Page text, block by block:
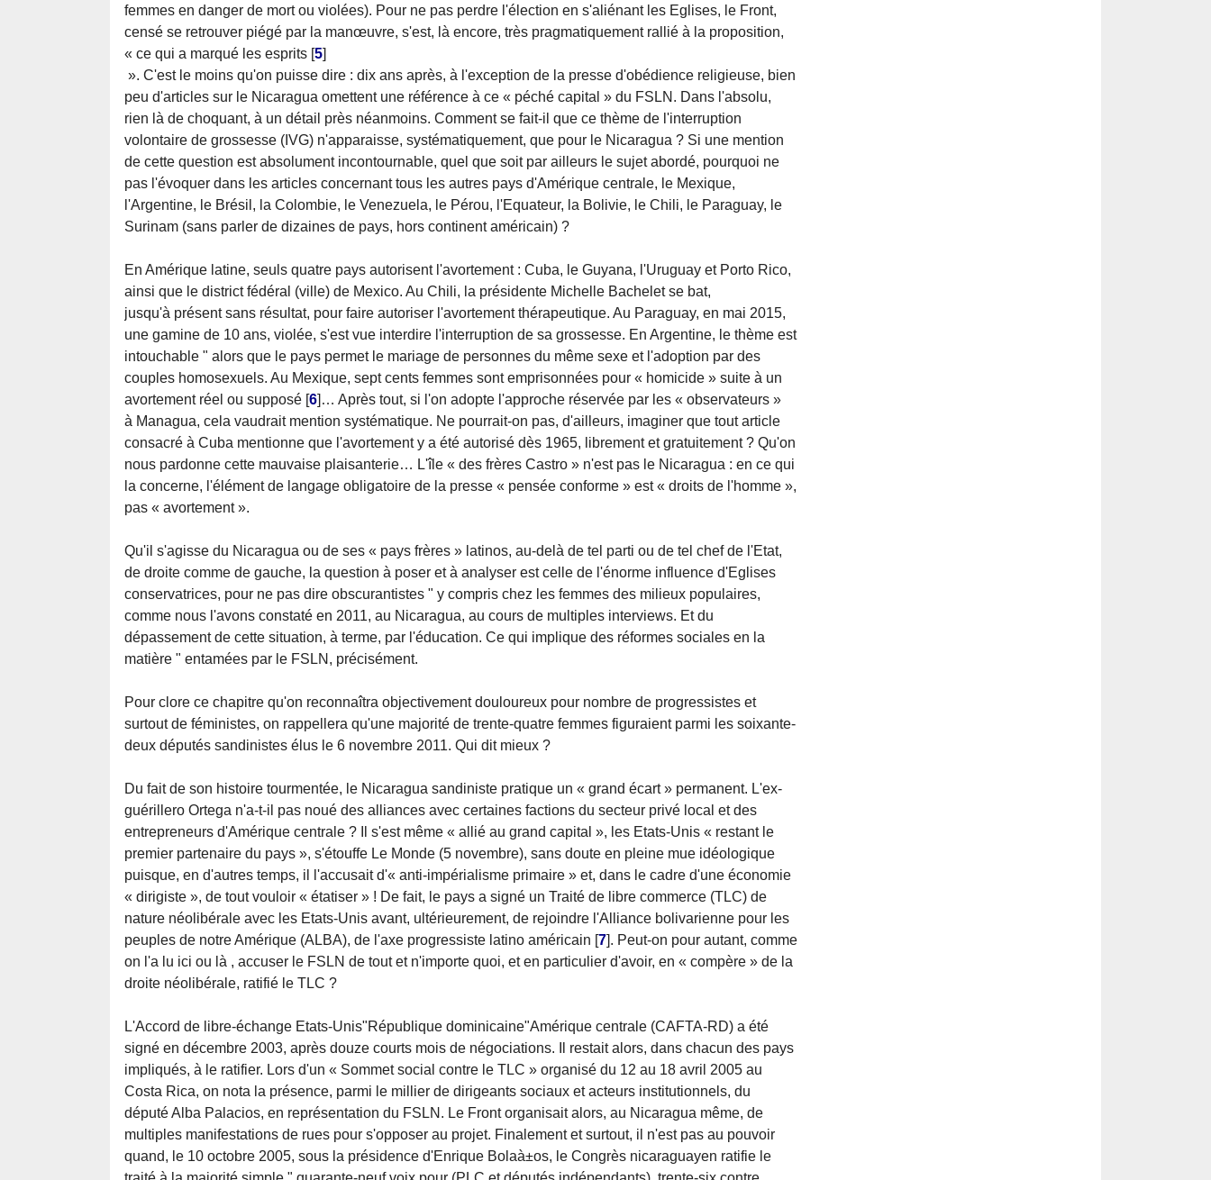
femmes en danger de mort ou violées). Pour ne pas perdre l'élection en s'aliénant les Eglises, le Front,
censé se retrouver piégé par la manœuvre, s'est, là encore, très pragmatiquement rallié à la proposition,
« ce qui a marqué les esprits [5]
». C'est le moins qu'on puisse dire : dix ans après, à l'exception de la presse d'obédience religieuse, bien
peu d'articles sur le Nicaragua omettent une référence à ce « péché capital » du FSLN. Dans l'absolu,
rien là de choquant, à un détail près néanmoins. Comment se fait-il que ce thème de l'interruption
volontaire de grossesse (IVG) n'apparaisse, systématiquement, que pour le Nicaragua ? Si une mention
de cette question est absolument incontournable, quel que soit par ailleurs le sujet abordé, pourquoi ne
pas l'évoquer dans les articles concernant tous les autres pays d'Amérique centrale, le Mexique,
l'Argentine, le Brésil, la Colombie, le Venezuela, le Pérou, l'Equateur, la Bolivie, le Chili, le Paraguay, le
Surinam (sans parler de dizaines de pays, hors continent américain) ?
En Amérique latine, seuls quatre pays autorisent l'avortement : Cuba, le Guyana, l'Uruguay et Porto Rico,
ainsi que le district fédéral (ville) de Mexico. Au Chili, la présidente Michelle Bachelet se bat,
jusqu'à présent sans résultat, pour faire autoriser l'avortement thérapeutique. Au Paraguay, en mai 2015,
une gamine de 10 ans, violée, s'est vue interdire l'interruption de sa grossesse. En Argentine, le thème est
intouchable " alors que le pays permet le mariage de personnes du même sexe et l'adoption par des
couples homosexuels. Au Mexique, sept cents femmes sont emprisonnées pour « homicide » suite à un
avortement réel ou supposé [6] … Après tout, si l'on adopte l'approche réservée par les « observateurs »
à Managua, cela vaudrait mention systématique. Ne pourrait-on pas, d'ailleurs, imaginer que tout article
consacré à Cuba mentionne que l'avortement y a été autorisé dès 1965, librement et gratuitement ? Qu'on
nous pardonne cette mauvaise plaisanterie… L'île « des frères Castro » n'est pas le Nicaragua : en ce qui
la concerne, l'élément de langage obligatoire de la presse « pensée conforme » est « droits de l'homme »,
pas « avortement ».
Qu'il s'agisse du Nicaragua ou de ses « pays frères » latinos, au-delà de tel parti ou de tel chef de l'Etat,
de droite comme de gauche, la question à poser et à analyser est celle de l'énorme influence d'Eglises
conservatrices, pour ne pas dire obscurantistes " y compris chez les femmes des milieux populaires,
comme nous l'avons constaté en 2011, au Nicaragua, au cours de multiples interviews. Et du
dépassement de cette situation, à terme, par l'éducation. Ce qui implique des réformes sociales en la
matière " entamées par le FSLN, précisément.
Pour clore ce chapitre qu'on reconnaîtra objectivement douloureux pour nombre de progressistes et
surtout de féministes, on rappellera qu'une majorité de trente-quatre femmes figuraient parmi les soixante-
deux députés sandinistes élus le 6 novembre 2011. Qui dit mieux ?
Du fait de son histoire tourmentée, le Nicaragua sandiniste pratique un « grand écart » permanent. L'ex-
guérillero Ortega n'a-t-il pas noué des alliances avec certaines factions du secteur privé local et des
entrepreneurs d'Amérique centrale ? Il s'est même « allié au grand capital », les Etats-Unis « restant le
premier partenaire du pays », s'étouffe Le Monde (5 novembre), sans doute en pleine mue idéologique
puisque, en d'autres temps, il l'accusait d'« anti-impérialisme primaire » et, dans le cadre d'une économie
« dirigiste », de tout vouloir « étatiser » ! De fait, le pays a signé un Traité de libre commerce (TLC) de
nature néolibérale avec les Etats-Unis avant, ultérieurement, de rejoindre l'Alliance bolivarienne pour les
peuples de notre Amérique (ALBA), de l'axe progressiste latino américain [7]. Peut-on pour autant, comme
on l'a lu ici ou là , accuser le FSLN de tout et n'importe quoi, et en particulier d'avoir, en « compère » de la
droite néolibérale, ratifié le TLC ?
L'Accord de libre-échange Etats-Unis"République dominicaine"Amérique centrale (CAFTA-RD) a été
signé en décembre 2003, après douze courts mois de négociations. Il restait alors, dans chacun des pays
impliqués, à le ratifier. Lors d'un « Sommet social contre le TLC » organisé du 12 au 18 avril 2005 au
Costa Rica, on nota la présence, parmi le millier de dirigeants sociaux et acteurs institutionnels, du
député Alba Palacios, en représentation du FSLN. Le Front organisait alors, au Nicaragua même, de
multiples manifestations de rues pour s'opposer au projet. Finalement et surtout, il n'est pas au pouvoir
quand, le 10 octobre 2005, sous la présidence d'Enrique Bolaà±os, le Congrès nicaraguayen ratifie le